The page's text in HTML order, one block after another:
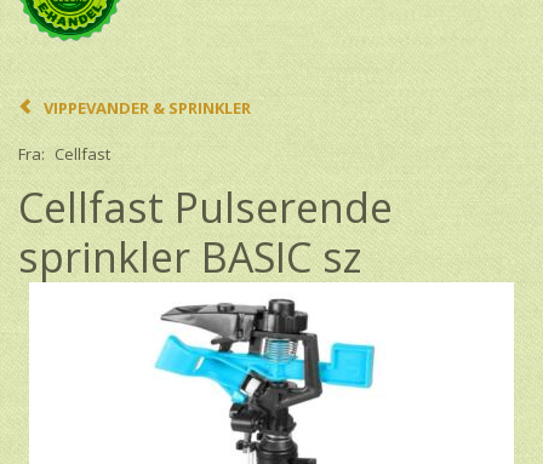
VIPPEVANDER & SPRINKLER
Fra: Cellfast
Cellfast Pulserende
sprinkler BASIC sz